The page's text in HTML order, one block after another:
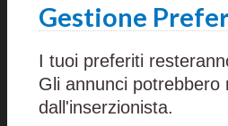
Gestione
I tuoi preferiti
Gli annunci potrebbero
dall'inserzionista.